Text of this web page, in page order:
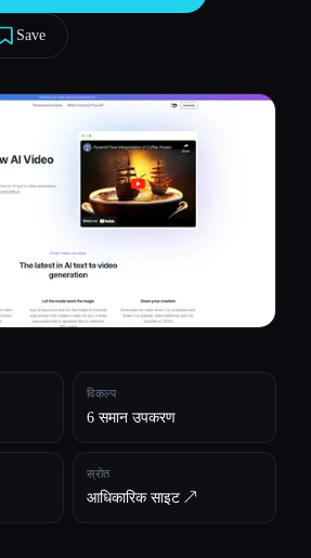
Save
विकल्प
6 समान उपकरण
स्रोत
आधिकारिक साइट ↗︎